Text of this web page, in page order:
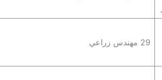
29 مهندس زراعي